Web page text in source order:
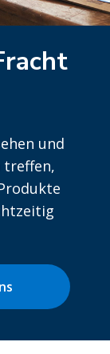
und
treffen,